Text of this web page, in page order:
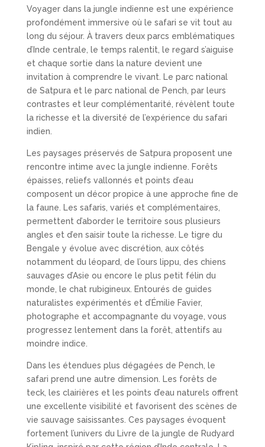
Voyager dans la jungle indienne est une expérience
profondément immersive où le safari se vit tout au
long du séjour. À travers deux parcs emblématiques
d’Inde centrale, le temps ralentit, le regard s’aiguise
et chaque sortie dans la nature devient une
invitation à comprendre le vivant. Le parc national
de Satpura et le parc national de Pench, par leurs
contrastes et leur complémentarité, révèlent toute
la richesse et la diversité de l’expérience du safari
indien.
Les paysages préservés de Satpura proposent une
rencontre intime avec la jungle indienne. Forêts
épaisses, reliefs vallonnés et points d’eau
composent un décor propice à une approche fine de
la faune. Les safaris, variés et complémentaires,
permettent d’aborder le territoire sous plusieurs
angles et d’en saisir toute la richesse. Le tigre du
Bengale y évolue avec discrétion, aux côtés
notamment du léopard, de l’ours lippu, des chiens
sauvages d’Asie ou encore le plus petit félin du
monde, le chat rubigineux. Entourés de guides
naturalistes expérimentés et d’Émilie Favier,
photographe et accompagnante du voyage, vous
progressez lentement dans la forêt, attentifs au
moindre indice.
Dans les étendues plus dégagées de Pench, le
safari prend une autre dimension. Les forêts de
teck, les clairières et les points d’eau naturels offrent
une excellente visibilité et favorisent des scènes de
vie sauvage saisissantes. Ces paysages évoquent
fortement l’univers du Livre de la jungle de Rudyard